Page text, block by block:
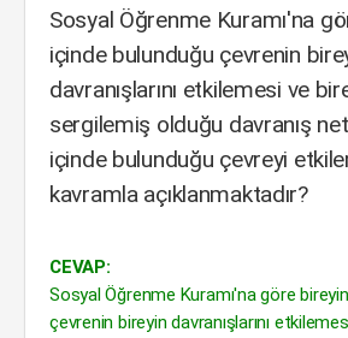
Sosyal Öğrenme Kuramı'na
içinde bulunduğu çevrenin
davranışlarını etkilemesi ve
sergilemiş olduğu davranış
içinde bulunduğu çevreyi
kavramla açıklanmaktadır?
CEVAP:
Sosyal Öğrenme Kuramı'na göre
çevrenin bireyin davranışlarını